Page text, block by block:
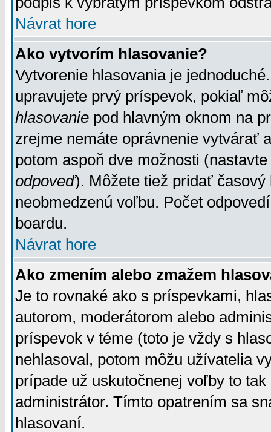
Návrat hore
Ako vytvorím hlasovanie?
Vytvorenie hlasovania je
upravujete prvý príspevok, pokiaľ
hlasovanie pod hlavným oknom na
zrejme nemáte oprávnenie vytvárať
potom aspoň dve možnosti
odpoveď). Môžete tiež pridať
neobmedzenú voľbu. Počet
boardu.
Návrat hore
Ako zmením alebo zmažem
Je to rovnaké ako s príspevkami,
autorom, moderátorom alebo
príspevok v téme (toto je vždy s
nehlasoval, potom môžu užívatelia
prípade už uskutočnenej voľby to
administrátor. Tímto opatrením sa
hlasovaní.